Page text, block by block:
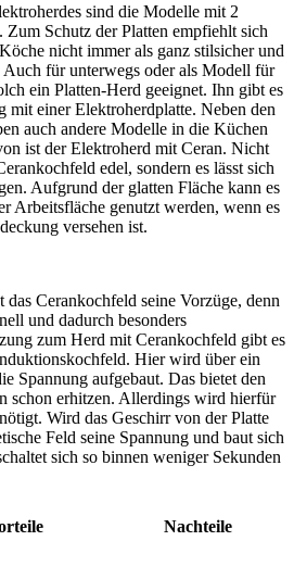
sind die Modelle mit 2
Schutz der Platten empfiehlt sich
nicht immer als ganz stilsicher und
für unterwegs oder als Modell für
ein Platten-Herd geeignet. Ihn gibt es
mit einer Elektroherdplatte. Neben den
auch andere Modelle in die Küchen
ist der Elektroherd mit Ceran. Nicht
edel, sondern es lässt sich
Aufgrund der glatten Fläche kann es
Arbeitsfläche genutzt werden, wenn es
versehen ist.
Cerankochfeld seine Vorzüge, denn
und dadurch besonders
zum Herd mit Cerankochfeld gibt es
Hier wird über ein
Spannung aufgebaut. Das bietet den
schon erhitzen. Allerdings wird hierfür
Wird das Geschirr von der Platte
Feld seine Spannung und baut sich
sich so binnen weniger Sekunden
Nachteile